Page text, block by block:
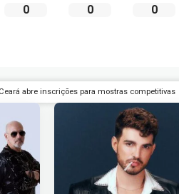
0 0 0
abre inscrições para mostras competitivas